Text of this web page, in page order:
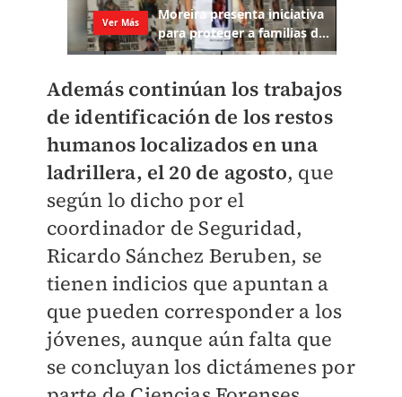
Además continúan los trabajos
de identificación de los restos
humanos localizados en una
ladrillera, el 20 de agosto, que
según lo dicho por el
coordinador de Seguridad,
Ricardo Sánchez Beruben, se
tienen indicios que apuntan a
que pueden corresponder a los
jóvenes, aunque aún falta que
se concluyan los dictámenes por